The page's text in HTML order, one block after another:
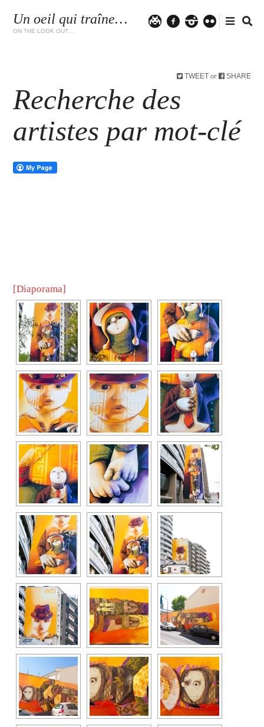
Un oeil qui traîne…
ON THE LOOK OUT…
TWEET or SHARE
Recherche des
artistes par mot-clé
[Diaporama]